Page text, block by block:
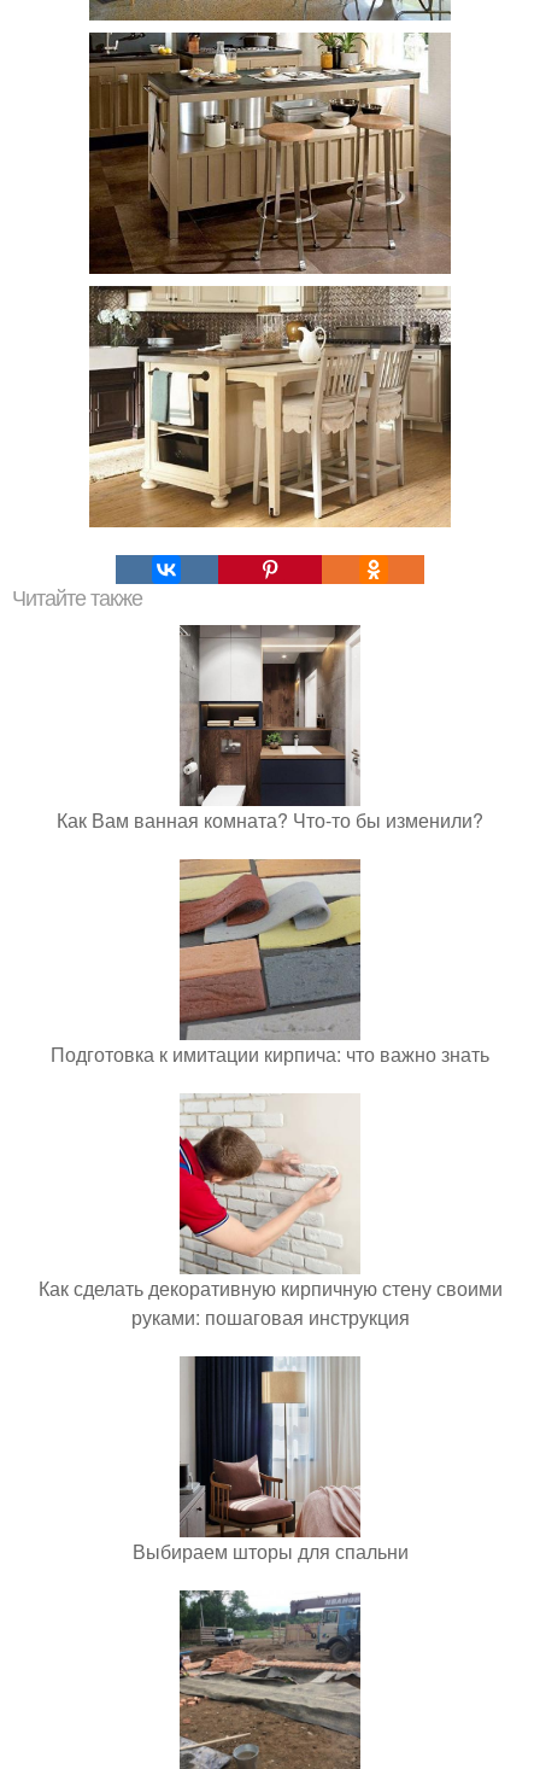
Читайте также
Как Вам ванная комната? Что-то бы изменили?
Подготовка к имитации кирпича: что важно знать
Как сделать декоративную кирпичную стену своими
руками: пошаговая инструкция
Выбираем шторы для спальни